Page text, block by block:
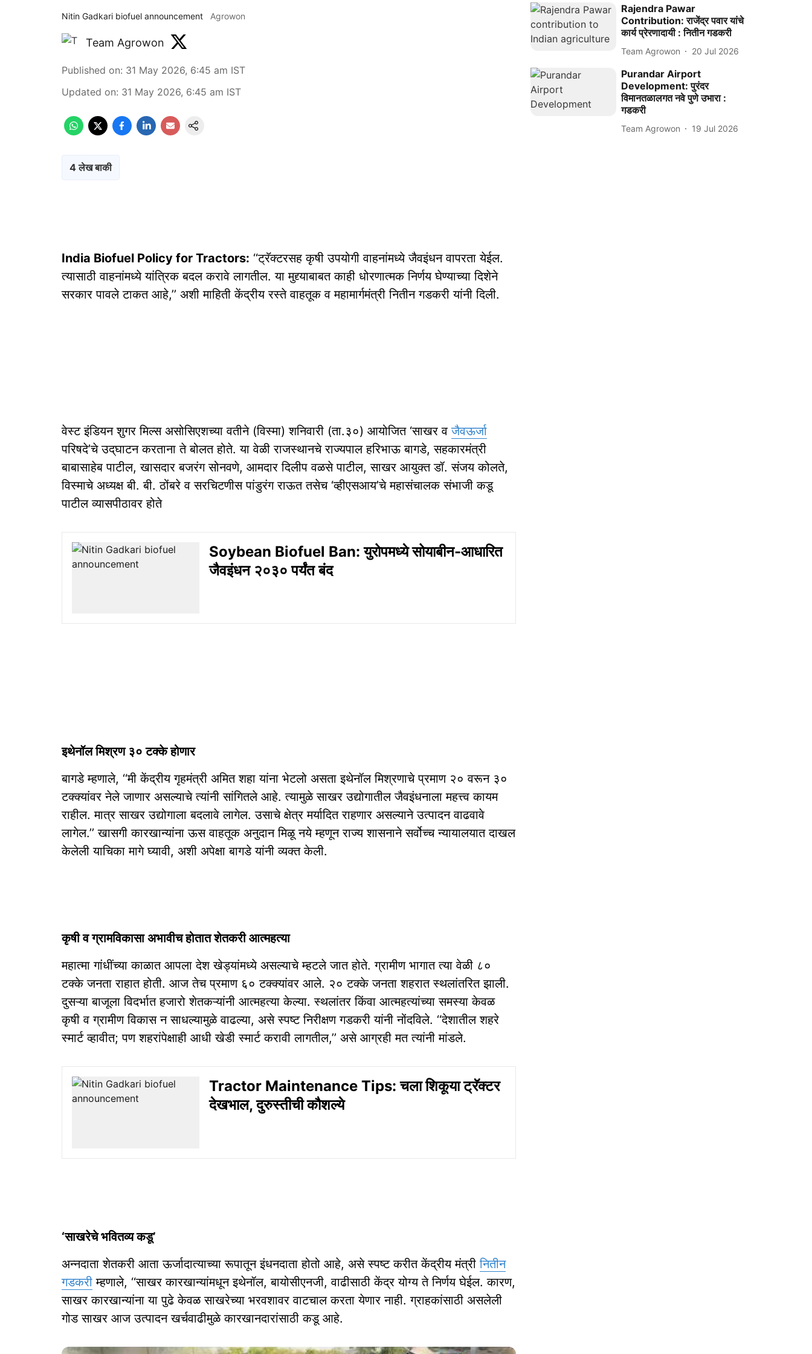
Nitin Gadkari biofuel announcement Agrowon
Team Agrowon
Published on: 31 May 2026, 6:45 am IST
Updated on: 31 May 2026, 6:45 am IST
4 लेख बाकी
India Biofuel Policy for Tractors: ‘‘ट्रॅक्टरसह कृषी उपयोगी वाहनांमध्ये जैवइंधन वापरता येईल.
त्यासाठी वाहनांमध्ये यांत्रिक बदल करावे लागतील. या मुद्द्याबाबत काही धोरणात्मक निर्णय घेण्याच्या दिशेने
सरकार पावले टाकत आहे,’’ अशी माहिती केंद्रीय रस्ते वाहतूक व महामार्गमंत्री नितीन गडकरी यांनी दिली.
वेस्ट इंडियन शुगर मिल्स असोसिएशच्या वतीने (विस्मा) शनिवारी (ता.३०) आयोजित ‘साखर वजैवऊर्जा
परिषदे’चे उद्‌घाटन करताना ते बोलत होते. या वेळी राजस्थानचे राज्यपाल हरिभाऊ बागडे, सहकारमंत्री
बाबासाहेब पाटील, खासदार बजरंग सोनवणे, आमदार दिलीप वळसे पाटील, साखर आयुक्त डॉ. संजय कोलते,
विस्माचे अध्यक्ष बी. बी. ठोंबरे व सरचिटणीस पांडुरंग राऊत तसेच ‘व्हीएसआय’चे महासंचालक संभाजी कडू
पाटील व्यासपीठावर होते
Soybean Biofuel Ban: युरोपमध्ये सोयाबीन-आधारित
जैवइंधन २०३० पर्यंत बंद
इथेनॉल मिश्रण ३० टक्के होणार
बागडे म्हणाले, ‘‘मी केंद्रीय गृहमंत्री अमित शहा यांना भेटलो असता इथेनॉल मिश्रणाचे प्रमाण २० वरून ३०
टक्क्यांवर नेले जाणार असल्याचे त्यांनी सांगितले आहे. त्यामुळे साखर उद्योगातील जैवइंधनाला महत्त्व कायम
राहील. मात्र साखर उद्योगाला बदलावे लागेल. उसाचे क्षेत्र मर्यादित राहणार असल्याने उत्पादन वाढवावे
लागेल.’’ खासगी कारखान्यांना ऊस वाहतूक अनुदान मिळू नये म्हणून राज्य शासनाने सर्वोच्च न्यायालयात दाखल
केलेली याचिका मागे घ्यावी, अशी अपेक्षा बागडे यांनी व्यक्त केली.
कृषी व ग्रामविकासा अभावीच होतात शेतकरी आत्महत्या
महात्मा गांधींच्या काळात आपला देश खेड्यांमध्ये असल्याचे म्हटले जात होते. ग्रामीण भागात त्या वेळी ८०
टक्के जनता राहात होती. आज तेच प्रमाण ६० टक्क्यांवर आले. २० टक्के जनता शहरात स्थलांतरित झाली.
दुसऱ्या बाजूला विदर्भात हजारो शेतकऱ्यांनी आत्महत्या केल्या. स्थलांतर किंवा आत्महत्यांच्या समस्या केवळ
कृषी व ग्रामीण विकास न साधल्यामुळे वाढल्या, असे स्पष्ट निरीक्षण गडकरी यांनी नोंदविले. ‘‘देशातील शहरे
स्मार्ट व्हावीत; पण शहरांपेक्षाही आधी खेडी स्मार्ट करावी लागतील,’’ असे आग्रही मत त्यांनी मांडले.
Tractor Maintenance Tips: चला शिकूया ट्रॅक्टर
देखभाल, दुरुस्तीची कौशल्ये
‘साखरेचे भवितव्य कडू’
अन्नदाता शेतकरी आता ऊर्जादात्याच्या रूपातून इंधनदाता होतो आहे, असे स्पष्ट करीत केंद्रीय मंत्रीनितीन
गडकरी म्हणाले, ‘‘साखर कारखान्यांमधून इथेनॉल, बायोसीएनजी, वाढीसाठी केंद्र योग्य ते निर्णय घेईल. कारण,
साखर कारखान्यांना या पुढे केवळ साखरेच्या भरवशावर वाटचाल करता येणार नाही. ग्राहकांसाठी असलेली
गोड साखर आज उत्पादन खर्चवाढीमुळे कारखानदारांसाठी कडू आहे.
Rajendra Pawar
Contribution: राजेंद्र पवार यांचे
कार्य प्रेरणादायी : नितीन गडकरी
Team Agrowon 20 Jul 2026
Purandar Airport
Development: पुरंदर
विमानतळालगत नवे पुणे उभारा :
गडकरी
Team Agrowon 19 Jul 2026